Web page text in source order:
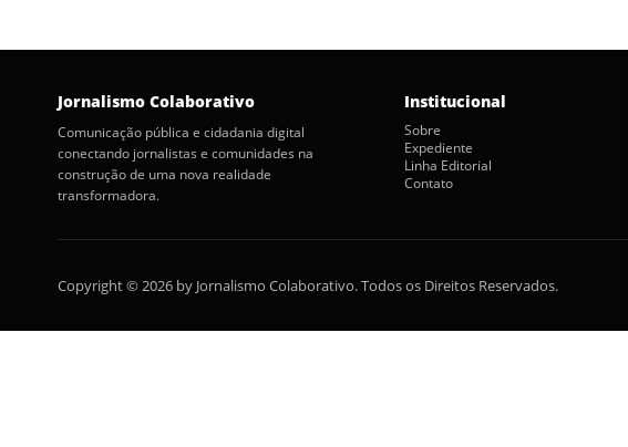
Jornalismo Colaborativo
Comunicação pública e cidadania digital
conectando jornalistas e comunidades na
construção de uma nova realidade
transformadora.
Institucional
Sobre
Expediente
Linha Editorial
Contato
Copyright © 2026 by Jornalismo Colaborativo. Todos os Direitos Reservados.